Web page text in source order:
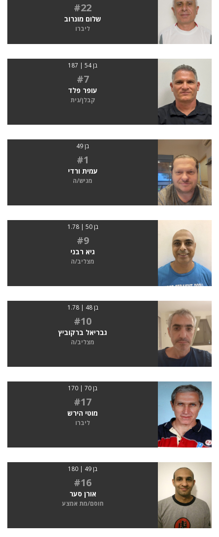
#22
שלום מונרוב
ליברו
בן 54 | 187
#7
עופר פלד
קבלן/נית
בן 49
#1
עמית ורדי
מגיש/ה
בן 50 | 1.78
#9
גיא רבני
מצליב/ה
בן 48 | 1.78
#10
גבריאל ברקוביץ
מצליב/ה
בן 70 | 170
#17
מוטי הירש
ליברו
בן 49 | 180
#16
אורן סער
חוסם/מת אמצע